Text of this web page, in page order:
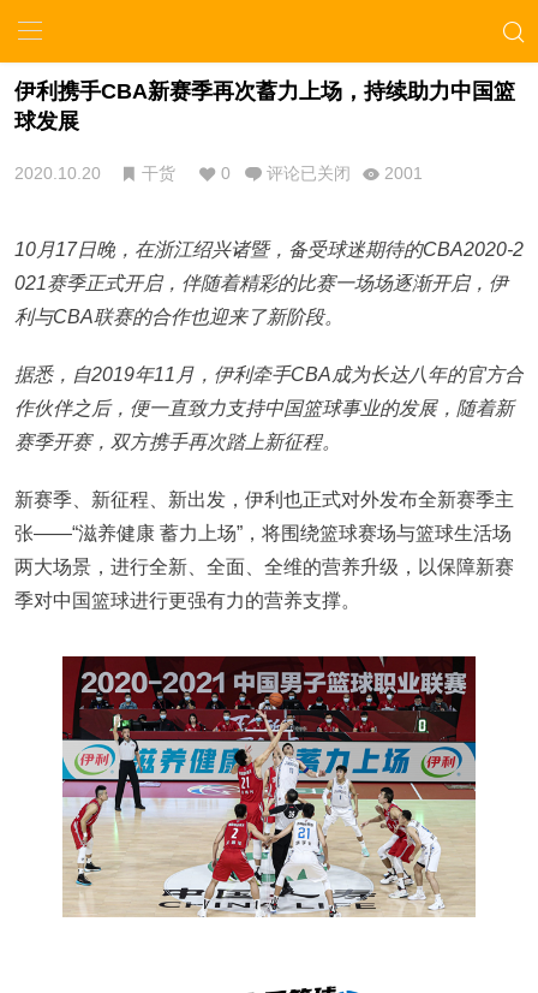
伊利携手CBA新赛季再次蓄力上场，持续助力中国篮
球发展
2020.10.20 干货 0 评论已关闭 2001
10月17日晚，在浙江绍兴诸暨，备受球迷期待的CBA2020-2
021赛季正式开启，伴随着精彩的比赛一场场逐渐开启，伊
利与CBA联赛的合作也迎来了新阶段。
据悉，自2019年11月，伊利牵手CBA成为长达八年的官方合
作伙伴之后，便一直致力支持中国篮球事业的发展，随着新
赛季开赛，双方携手再次踏上新征程。
新赛季、新征程、新出发，伊利也正式对外发布全新赛季主
张——“滋养健康 蓄力上场”，将围绕篮球赛场与篮球生活场
两大场景，进行全新、全面、全维的营养升级，以保障新赛
季对中国篮球进行更强有力的营养支撑。